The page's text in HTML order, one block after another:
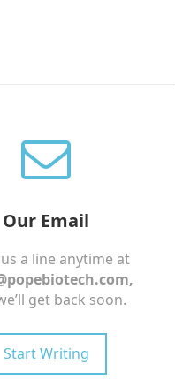
Our Email
a line anytime at
,
get back soon.
Start Writing